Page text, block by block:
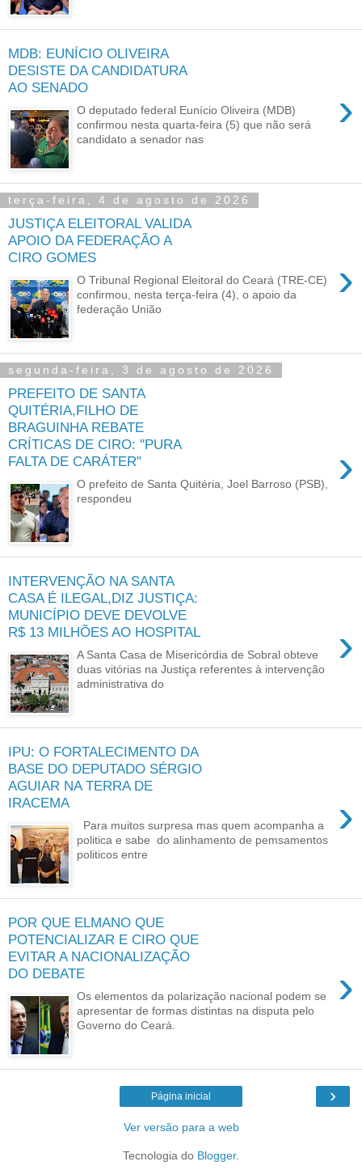
MDB: EUNÍCIO OLIVEIRA
DESISTE DA CANDIDATURA
AO SENADO
›
O deputado federal Eunício Oliveira (MDB)
confirmou nesta quarta-feira (5) que não será
candidato a senador nas
terça-feira, 4 de agosto de 2026
JUSTIÇA ELEITORAL VALIDA
APOIO DA FEDERAÇÃO A
CIRO GOMES
›
O Tribunal Regional Eleitoral do Ceará (TRE-CE)
confirmou, nesta terça-feira (4), o apoio da
federação União
segunda-feira, 3 de agosto de 2026
PREFEITO DE SANTA
QUITÉRIA,FILHO DE
BRAGUINHA REBATE
CRÍTICAS DE CIRO: "PURA
FALTA DE CARÁTER"
›
O prefeito de Santa Quitéria, Joel Barroso (PSB),
respondeu
INTERVENÇÃO NA SANTA
CASA É ILEGAL,DIZ JUSTIÇA:
MUNICÍPIO DEVE DEVOLVE
R$ 13 MILHÕES AO HOSPITAL
›
A Santa Casa de Misericórdia de Sobral obteve
duas vitórias na Justiça referentes à intervenção
administrativa do
IPU: O FORTALECIMENTO DA
BASE DO DEPUTADO SÉRGIO
AGUIAR NA TERRA DE
IRACEMA
›
Para muitos surpresa mas quem acompanha a
politica e sabe do alinhamento de pemsamentos
politicos entre
POR QUE ELMANO QUE
POTENCIALIZAR E CIRO QUE
EVITAR A NACIONALIZAÇÃO
DO DEBATE
›
Os elementos da polarização nacional podem se
apresentar de formas distintas na disputa pelo
Governo do Ceará.
›
Página inicial
Ver versão para a web
Tecnologia do Blogger.